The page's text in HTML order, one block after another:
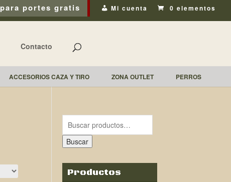
para portes gratis Mi cuenta 0 elementos
Contacto
ACCESORIOS CAZA Y TIRO ZONA OUTLET PERROS
Buscar
Productos